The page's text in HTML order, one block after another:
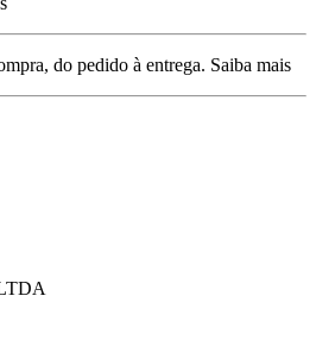
do pedido à entrega. Saiba mais